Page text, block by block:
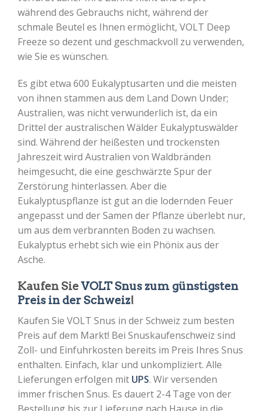
während des Gebrauchs nicht, während der
schmale Beutel es Ihnen ermöglicht, VOLT Deep
Freeze so dezent und geschmackvoll zu verwenden,
wie Sie es wünschen.
Es gibt etwa 600 Eukalyptusarten und die meisten
von ihnen stammen aus dem Land Down Under;
Australien, was nicht verwunderlich ist, da ein
Drittel der australischen Wälder Eukalyptuswälder
sind. Während der heißesten und trockensten
Jahreszeit wird Australien von Waldbränden
heimgesucht, die eine geschwärzte Spur der
Zerstörung hinterlassen. Aber die
Eukalyptuspflanze ist gut an die lodernden Feuer
angepasst und der Samen der Pflanze überlebt nur,
um aus dem verbrannten Boden zu wachsen.
Eukalyptus erhebt sich wie ein Phönix aus der
Asche.
Kaufen SieVOLT Snus zum günstigsten
Preis in der Schweiz!
Kaufen Sie VOLT Snus in der Schweiz zum besten
Preis auf dem Markt! Bei Snuskaufenschweiz sind
Zoll- und Einfuhrkosten bereits im Preis Ihres Snus
enthalten. Einfach, klar und unkompliziert. Alle
Lieferungen erfolgen mit UPS. Wir versenden
immer frischen Snus. Es dauert 2-4 Tage von der
Bestellung bis zur Lieferung nach Hause in die